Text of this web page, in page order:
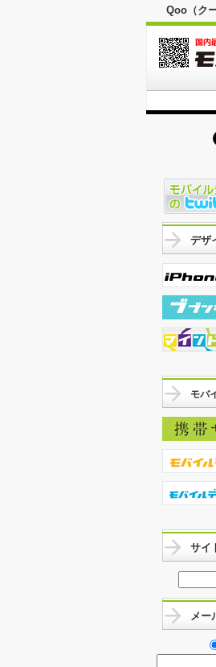
Qoo（ク
デザ
モバ
サイ
メー